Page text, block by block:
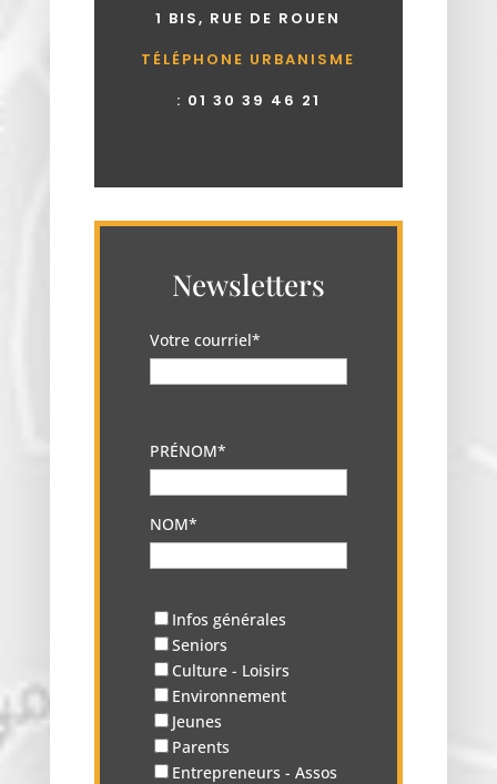
1 BIS, RUE DE ROUEN
TÉLÉPHONE URBANISME
: 01 30 39 46 21
Newsletters
Votre courriel*
PRÉNOM*
NOM*
Infos générales
Seniors
Culture - Loisirs
Environnement
Jeunes
Parents
Entrepreneurs - Assos